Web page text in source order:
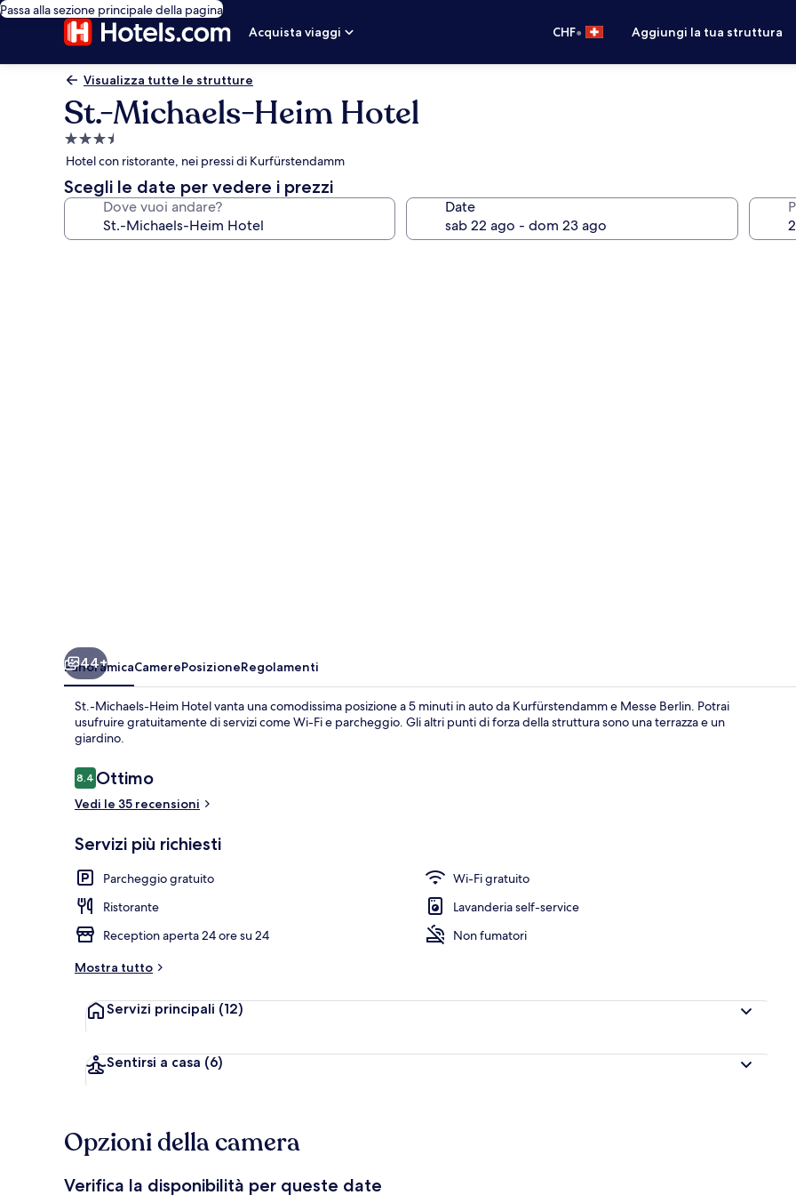
Passa alla sezione principale della pagina
Acquista viaggi
CHF• Aggiungi la tua struttura
Visualizza tutte le strutture
St.-Michaels-Heim Hotel
Struttura
a
3.5
stelle
Hotel con ristorante, nei pressi di Kurfürstendamm
Scegli le date per vedere i prezzi
Dove vuoi andare? Date
44+
PanoramicaCamerePosizioneRegolamenti
St.-Michaels-Heim Hotel vanta una comodissima posizione a 5 minuti in auto da Kurfürstendamm e Messe Berlin. Potrai
usufruire gratuitamente di servizi come Wi-Fi e parcheggio. Gli altri punti di forza della struttura sono una terrazza e un
giardino.
Recensioni
8.48.4 su 10
Ottimo
Vedi le 35 recensioni
Servizi più richiesti
Parcheggio gratuito
Wi-Fi gratuito
Ristorante
Lavanderia self-service
Reception aperta 24 ore su 24
Non fumatori
Mostra tutto
Servizi principali (12)
Sentirsi a casa (6)
Opzioni della camera
Verifica la disponibilità per queste date